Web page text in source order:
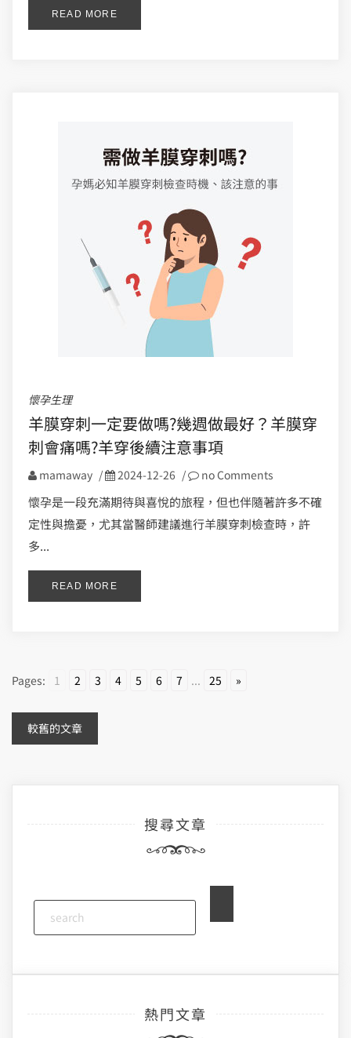
READ MORE
懷孕生理
羊膜穿刺一定要做嗎?幾週做最好？羊膜穿
刺會痛嗎?羊穿後續注意事項
mamaway / 2024-12-26 / no Comments
懷孕是一段充滿期待與喜悅的旅程，但也伴隨著許多不確
定性與擔憂，尤其當醫師建議進行羊膜穿刺檢查時，許
多...
READ MORE
Pages: 1 2 3 4 5 6 7 ... 25 »
文
較舊的文章
搜尋文章
熱門文章